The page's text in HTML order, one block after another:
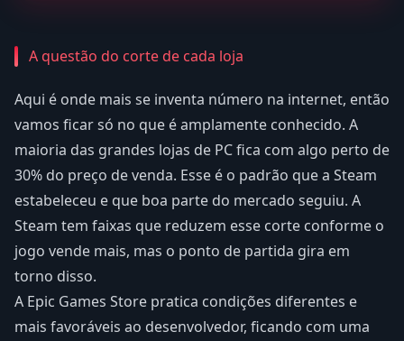
A questão do corte de cada loja
Aqui é onde mais se inventa número na internet, então
vamos ficar só no que é amplamente conhecido. A
maioria das grandes lojas de PC fica com algo perto de
30% do preço de venda. Esse é o padrão que a Steam
estabeleceu e que boa parte do mercado seguiu. A
Steam tem faixas que reduzem esse corte conforme o
jogo vende mais, mas o ponto de partida gira em
torno disso.
A Epic Games Store pratica condições diferentes e
mais favoráveis ao desenvolvedor, ficando com uma